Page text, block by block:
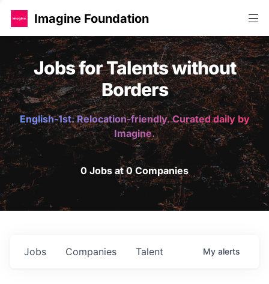
Imagine Foundation
Jobs for Talents without
Borders
English-1st. Relocation-friendly. Curated daily by
Imagine.
0 Jobs at 0 Companies
Jobs Companies Talent My alerts